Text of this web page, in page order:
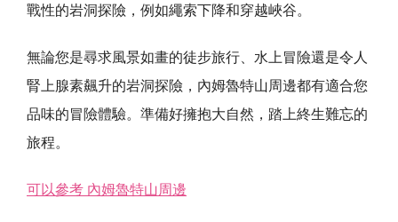
戰性的岩洞探險，例如繩索下降和穿越峽谷。
無論您是尋求風景如畫的徒步旅行、水上冒險還是令人
腎上腺素飆升的岩洞探險，內姆魯特山周邊都有適合您
品味的冒險體驗。準備好擁抱大自然，踏上終生難忘的
旅程。
可以參考 內姆魯特山周邊